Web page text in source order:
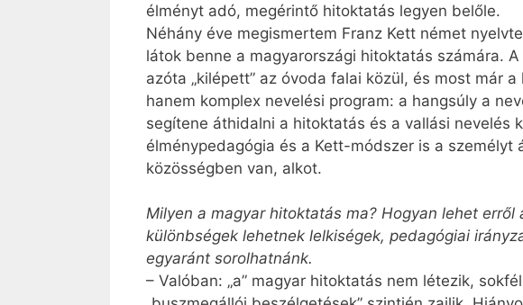
élményt adó, megérintő hitoktatás legyen belőle.
Néhány éve megismertem Franz Kett német
látok benne a magyarországi hitoktatás számára.
azóta „kilépett” az óvoda falai közül, és most már
hanem komplex nevelési program: a hangsúly a
segítene áthidalni a hitoktatás és a vallási nevelés
élménypedagógia és a Kett-módszer is a
közösségben van, alkot.
Milyen a magyar hitoktatás ma? Hogyan lehet
különbségek lehetnek lelkiségek, pedagógiai
egyaránt sorolhatnánk.
– Valóban: „a” magyar hitoktatás nem létezik,